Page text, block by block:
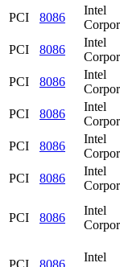
PCI
8086
Intel
PCI
8086
Intel
PCI
8086
Intel
PCI
8086
Intel
PCI
8086
Intel
PCI
8086
Intel
PCI 8086
Intel
PCI 8086
Intel